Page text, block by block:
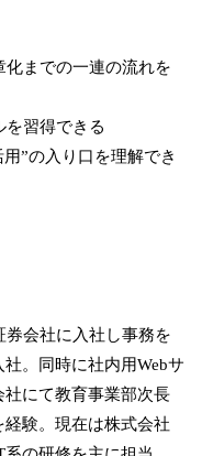
化までの一連の流れを
を習得できる
”の入り口を理解でき
会社に入社し事務を
。同時に社内用Webサ
にて教育事業部次長
験。現在は株式会社